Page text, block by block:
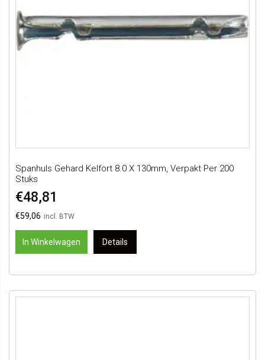
Spanhuls Gehard Kelfort 8.0 X 130mm, Verpakt Per 200
Stuks
€59,06
€48,81
In Winkelwagen Details